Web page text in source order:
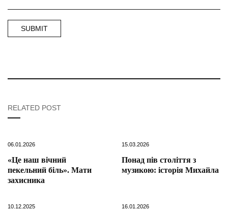
RELATED POST
06.01.2026
«Це наш вічний
пекельний біль». Мати
захисника
15.03.2026
Понад пів століття з
музикою: історія Михайла
10.12.2025 16.01.2026